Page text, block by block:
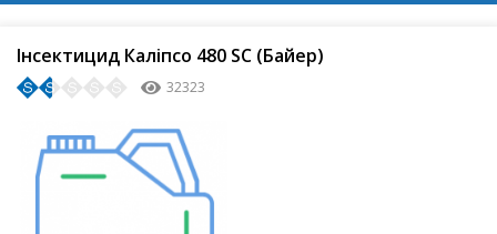
Інсектицид Каліпсо 480 SC (Байер)
32323